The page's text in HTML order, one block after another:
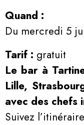
Quand :
Du mercredi 5
Tarif : gratuit
Le bar à
Lille,
avec des chefs
Suivez